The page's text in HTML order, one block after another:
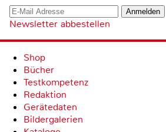
Newsletter abbestellen
Shop
Bücher
Testkompetenz
Redaktion
Gerätedaten
Bildergalerien